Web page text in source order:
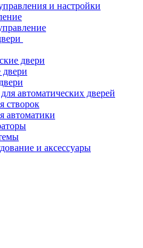
и настройки
двери
автоматических дверей
створок
автоматики
и аксессуары